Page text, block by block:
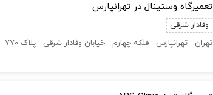
تعمیرگاه وستینال در تهرانپارس
وفادار شرقی
تهران - تهرانپارس - فلکه چهارم - خیابان وفادار شرقی - پلاک 770